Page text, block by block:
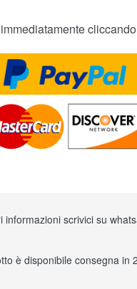
informazioni scrivici su
è disponibile consegna in